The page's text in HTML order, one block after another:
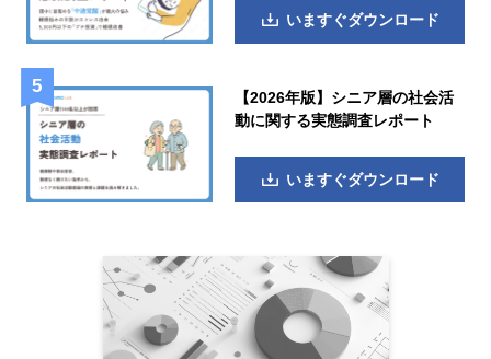
いますぐダウンロード
【2026年版】シニア層の社会活
動に関する実態調査レポート
いますぐダウンロード